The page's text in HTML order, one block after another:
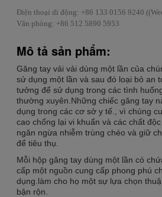
Điện thoại di động: +86 133 0156 9240
Văn phòng: +86 512 5890 5953
Mô tả sản phẩm:
Găng tay vải vải dùng một lần của
sử dụng một lần và sau đó loại bỏ an
tưởng để sử dụng trong các tình
thường xuyên.Những chiếc găng tay
dụng trong các cơ sở y tế., vì chúng
cao chống lại vi khuẩn và các chất
ngăn ngừa nhiễm trùng chéo và giữ
để tiêu thụ.
Mỗi hộp găng tay dùng một lần có
cấp một nguồn cung cấp phong phú
dụng.làm cho họ một sự lựa chọn
bận rộn.